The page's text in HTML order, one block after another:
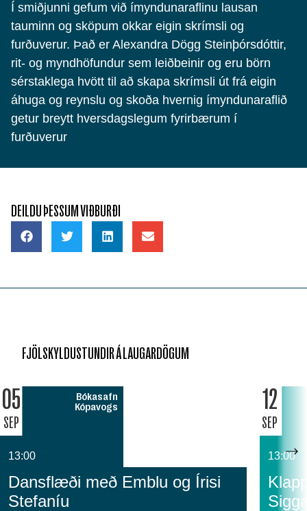
Í smiðjunni gefum við ímyndunaraflinu lausan
tauminn og sköpum okkar eigin skrímsli og
furðuverur. Það er Alexandra Dögg Steinþórsdóttir,
rit- og myndhöfundur sem leiðbeinir og eru börn
sérstaklega hvött til að skapa skrímsli út frá eigin
áhuga og reynslu og skoða hvernig ímyndunaraflið
getur breytt hversdagslegum fyrirbærum í
furðuverur
DEILDU ÞESSUM VIÐBURÐI
FJÖLSKYLDUSTUNDIR Á LAUGARDÖGUM
05
SEP
Bókasafn
Kópavogs
13:00
Dansflæði með Emblu og Írisi
Stefaníu
12
SEP
13:00